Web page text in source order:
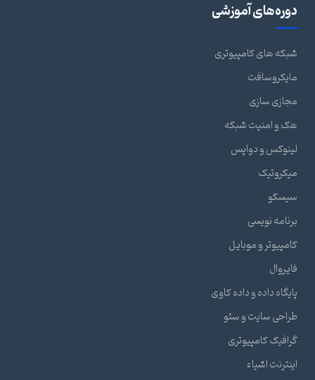
دوره‌های آموزشی
شبکه های کامپیوتری
مایکروسافت
مجازی سازی
هک و امنیت شبکه
لینوکس و دواپس
میکروتیک
سیسکو
برنامه نویسی
کامپیوتر و موبایل
فایروال
پایگاه داده و داده کاوی
طراحی سایت و سئو
گرافیک کامپیوتری
اینترنت اشیاء